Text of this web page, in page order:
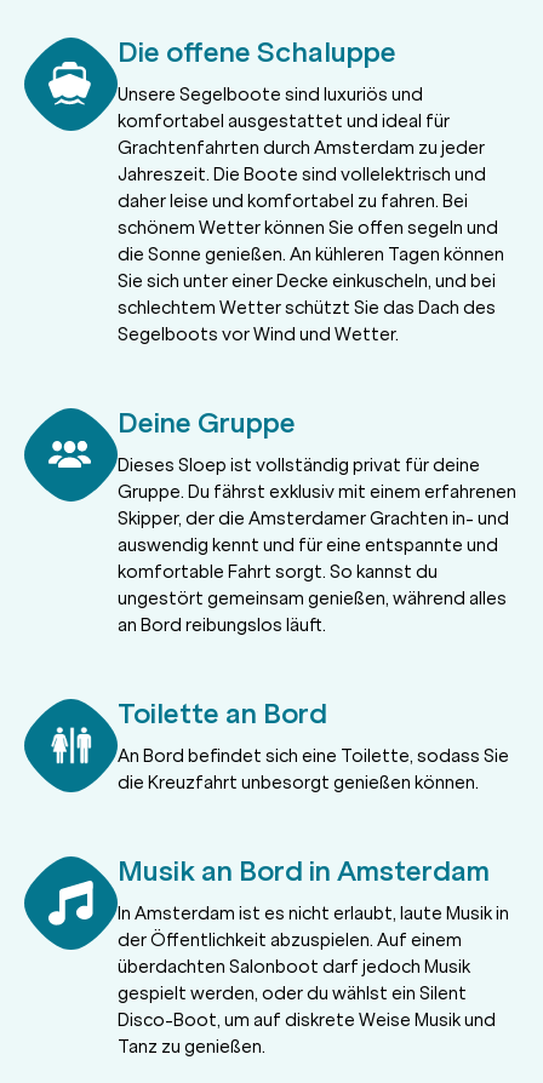
Die offene Schaluppe
Unsere Segelboote sind luxuriös und
komfortabel ausgestattet und ideal für
Grachtenfahrten durch Amsterdam zu jeder
Jahreszeit. Die Boote sind vollelektrisch und
daher leise und komfortabel zu fahren. Bei
schönem Wetter können Sie offen segeln und
die Sonne genießen. An kühleren Tagen können
Sie sich unter einer Decke einkuscheln, und bei
schlechtem Wetter schützt Sie das Dach des
Segelboots vor Wind und Wetter.
Deine Gruppe
Dieses Sloep ist vollständig privat für deine
Gruppe. Du fährst exklusiv mit einem erfahrenen
Skipper, der die Amsterdamer Grachten in- und
auswendig kennt und für eine entspannte und
komfortable Fahrt sorgt. So kannst du
ungestört gemeinsam genießen, während alles
an Bord reibungslos läuft.
Toilette an Bord
An Bord befindet sich eine Toilette, sodass Sie
die Kreuzfahrt unbesorgt genießen können.
Musik an Bord in Amsterdam
In Amsterdam ist es nicht erlaubt, laute Musik in
der Öffentlichkeit abzuspielen. Auf einem
überdachten Salonboot darf jedoch Musik
gespielt werden, oder du wählst ein Silent
Disco-Boot, um auf diskrete Weise Musik und
Tanz zu genießen.